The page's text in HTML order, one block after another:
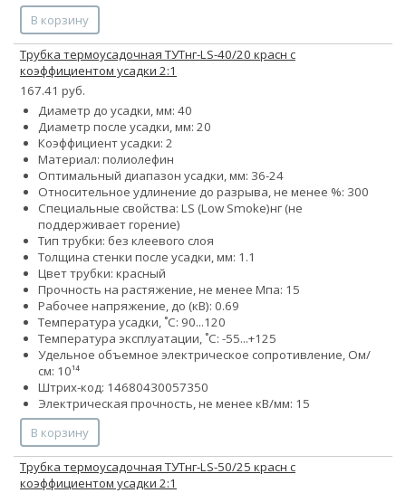
В корзину
Трубка термоусадочная ТУТнг-LS-40/20 красн с
коэффициентом усадки 2:1
167.41 руб.
Диаметр до усадки, мм: 40
Диаметр после усадки, мм: 20
Коэффициент усадки: 2
Материал: полиолефин
Оптимальный диапазон усадки, мм: 36-24
Относительное удлинение до разрыва, не менее %: 300
Специальные свойства: LS (Low Smoke)нг (не
поддерживает горение)
Тип трубки: без клеевого слоя
Толщина стенки после усадки, мм: 1.1
Цвет трубки: красный
Прочность на растяжение, не менее Мпа: 15
Рабочее напряжение, до (кВ): 0.69
Температура усадки, ˚С: 90...120
Температура эксплуатации, ˚С: -55...+125
Удельное объемное электрическое сопротивление, Ом/
см: 10¹⁴
Штрих-код: 14680430057350
Электрическая прочность, не менее кВ/мм: 15
В корзину
Трубка термоусадочная ТУТнг-LS-50/25 красн с
коэффициентом усадки 2:1